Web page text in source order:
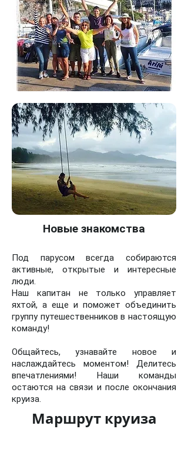
Новые знакомства
Под парусом всегда собираются
активные, открытые и интересные
люди.
Наш капитан не только управляет
яхтой, а еще и поможет объединить
группу путешественников в настоящую
команду!
Общайтесь, узнавайте новое и
наслаждайтесь моментом! Делитесь
впечатлениями! Наши команды
остаются на связи и после окончания
круиза.
Маршрут круиза